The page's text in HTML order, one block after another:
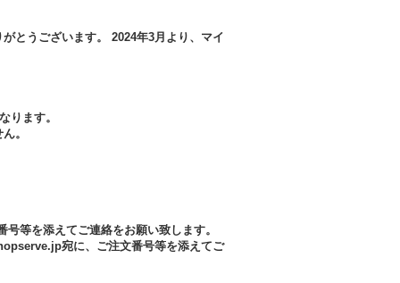
とうございます。 2024年3月より、マイ
ります。
。
等を添えてご連絡をお願い致します。
宛に、ご注文番号等を添えてご